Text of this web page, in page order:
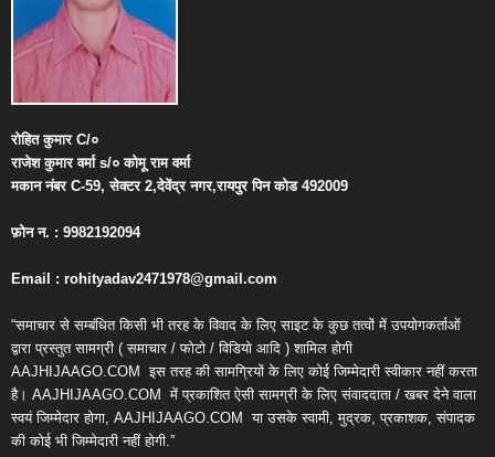
रोहित कुमारC/०
राजेश कुमार वर्माs/० कोमू राम वर्मा
मकान नंबरC-59,सेक्टर2,देवेंद्र नगर,रायपुर पिन कोड492009
फ़ोन न. : 9982192094
Email : rohityadav2471978@gmail.com
“समाचार से सम्बंधित किसी भी तरह के विवाद के लिए साइट के कुछ तत्वों में उपयोगकर्ताओं
द्वारा प्रस्तुत सामग्री ( समाचार / फोटो / विडियो आदि ) शामिल होगी
AAJHIJAAGO.COM इस तरह की सामग्रियों के लिए कोई जिम्मेदारी स्वीकार नहीं करता
है। AAJHIJAAGO.COM में प्रकाशित ऐसी सामग्री के लिए संवाददाता / खबर देने वाला
स्वयं जिम्मेदार होगा, AAJHIJAAGO.COM या उसके स्वामी, मुद्रक, प्रकाशक, संपादक
की कोई भी जिम्मेदारी नहीं होगी.”